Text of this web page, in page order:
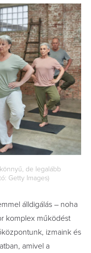
de legalább
Getty Images)
álldigálás – noha
komplex működést
izmaink és
amivel a